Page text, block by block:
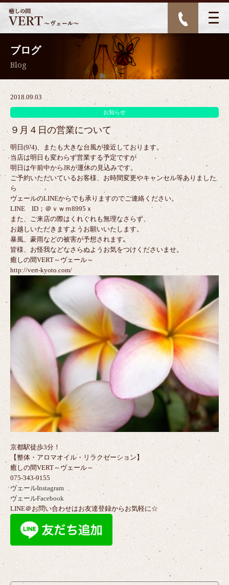
ブログ
Blog
2018.09.03
お知らせ
９月４日の営業について
明日(9/4)、またも大きな台風が接近しております。
当店は明日も変わらず営業する予定ですが
明日は午前中からJRが運休の見込みです。
ご予約いただいているお客様、お時間変更やキャンセル等ありました
ら
ヴェールのLINEからでも承りますのでご連絡ください。
LINE ID；＠ｖｗｍ8995ｘ
また、ご来店の際はくれぐれも無理なさらず、
お越しいただきますようお願いいたします。
暴風、豪雨などの被害が予想されます。
皆様、お怪我などなさらぬようお気をつけくださいませ。
癒しの間VERT～ヴェール～
http://vert-kyoto.com/
京都駅徒歩3分！
【整体・アロマオイル・リラクゼーション】
癒しの間VERT～ヴェール～
075-343-9155
ヴェールInstagram
ヴェールFacebook
LINE＠お問い合わせはお友達登録からお気軽に☆